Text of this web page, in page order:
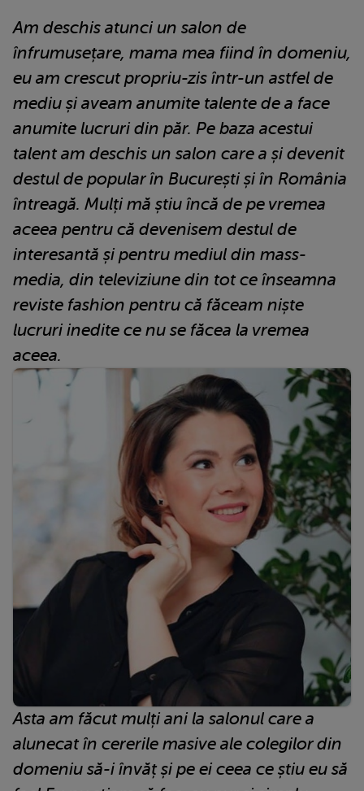
Am deschis atunci un salon de
înfrumusețare, mama mea fiind în domeniu,
eu am crescut propriu-zis într-un astfel de
mediu și aveam anumite talente de a face
anumite lucruri din păr. Pe baza acestui
talent am deschis un salon care a și devenit
destul de popular în București și în România
întreagă. Mulți mă știu încă de pe vremea
aceea pentru că devenisem destul de
interesantă și pentru mediul din mass-
media, din televiziune din tot ce înseamna
reviste fashion pentru că făceam niște
lucruri inedite ce nu se făcea la vremea
aceea.
Asta am făcut mulți ani la salonul care a
alunecat în cererile masive ale colegilor din
domeniu să-i învăț și pe ei ceea ce știu eu să